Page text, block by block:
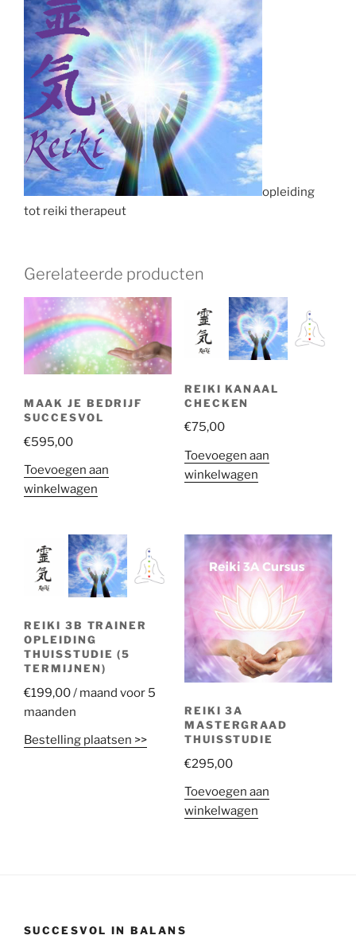
opleiding
tot reiki therapeut
Gerelateerde producten
MAAK JE BEDRIJF
SUCCESVOL
€595,00
Toevoegen aan
winkelwagen
REIKI KANAAL
CHECKEN
€75,00
Toevoegen aan
winkelwagen
REIKI 3B TRAINER
OPLEIDING
THUISSTUDIE (5
TERMIJNEN)
€199,00/ maand voor 5
maanden
Bestelling plaatsen >>
REIKI 3A
MASTERGRAAD
THUISSTUDIE
€295,00
Toevoegen aan
winkelwagen
SUCCESVOL IN BALANS